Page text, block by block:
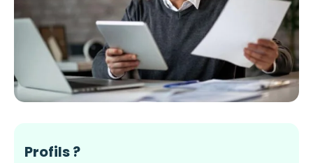
Profils ?